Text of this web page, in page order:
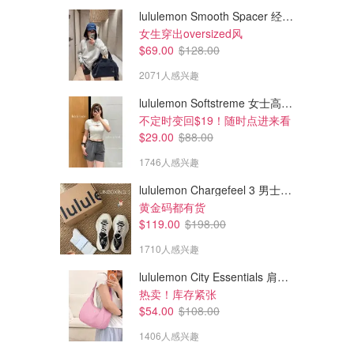
lululemon Smooth Spacer 经典卫衣
女生穿出oversized风
$69.00 $128.00
2071人感兴趣
lululemon Softstreme 女士高腰短裤 10cm
不定时变回$19！随时点进来看
$29.00 $88.00
1746人感兴趣
lululemon Chargefeel 3 男士运动鞋
黄金码都有货
$119.00 $198.00
1710人感兴趣
lululemon City Essentials 肩背包 4L
热卖！库存紧张
$54.00 $108.00
1406人感兴趣